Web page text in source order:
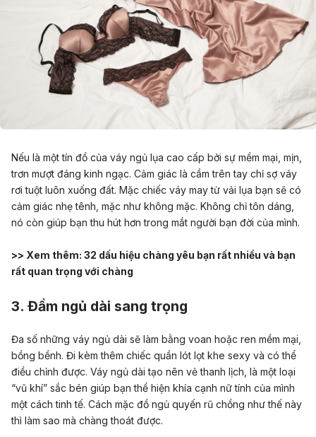
Nếu là một tín đồ của váy ngủ lụa cao cấp bởi sự mềm mại, mịn,
trơn mượt đáng kinh ngạc. Cảm giác là cầm trên tay chỉ sợ váy
rơi tuột luôn xuống đất. Mặc chiếc váy may từ vải lụa bạn sẽ có
cảm giác nhẹ tênh, mặc như không mặc. Không chỉ tôn dáng,
nó còn giúp bạn thu hút hơn trong mắt người bạn đời của mình.
>> Xem thêm: 32 dấu hiệu chàng yêu bạn rất nhiều và bạn
rất quan trọng với chàng
3. Đầm ngủ dài sang trọng
Đa số những váy ngủ dài sẽ làm bằng voan hoặc ren mềm mại,
bồng bềnh. Đi kèm thêm chiếc quần lót lọt khe sexy và có thể
điều chỉnh được. Váy ngủ dài tạo nên vẻ thanh lịch, là một loại
“vũ khí” sắc bén giúp bạn thể hiện khía cạnh nữ tính của mình
một cách tinh tế. Cách mặc đồ ngủ quyến rũ chồng như thế này
thì làm sao mà chàng thoát được.